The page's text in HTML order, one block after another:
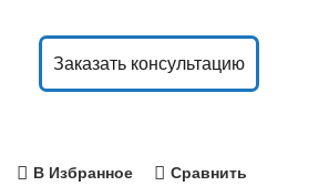
Заказать консультацию
В Избранное Сравнить